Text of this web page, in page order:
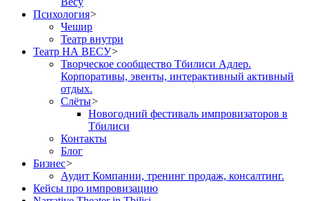
Психология>
Чешир
Театр внутри
Театр НА ВЕСУ>
Творческое сообщество Тбилиси Адлер.
Корпоративы, эвенты, интерактивный активный
отдых.
Слёты>
Новогодний фестиваль импровизаторов в
Тбилиси
Контакты
Блог
Бизнес>
Аудит Компании, тренинг продаж, консалтинг.
Кейсы про импровизацию